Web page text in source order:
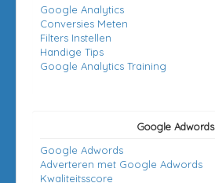
Google Analytics
Conversies Meten
Filters Instellen
Handige Tips
Google Analytics Training
Google Adwords
Google Adwords
Adverteren met Google Adwords
Kwaliteitsscore